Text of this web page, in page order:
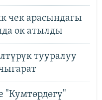
чек арасындагы
ок атылды
тууралуу
"Кумтөрдөгү"